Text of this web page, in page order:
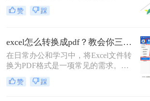
PDF格式不仅易于分享和打印，还能
保持文件的完整性和格式一致性。那
法。
赞 踩
excel怎么转换成pdf？教会你三个实用方法！
在日常办公和学习中，将Excel文件转
换为PDF格式是一项常见的需求。
PDF格式因其良好的兼容性和不可编
辑性，使得文件分享和打印变得更加
赞 踩